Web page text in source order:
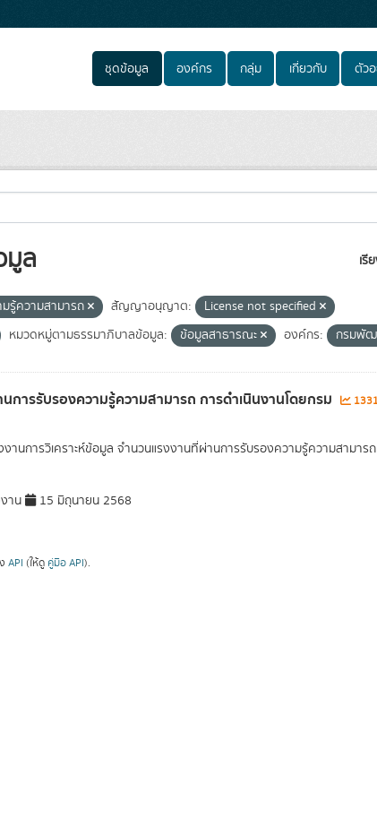
ชุดข้อมูล องค์กร กลุ่ม เกี่ยวกับ ตัว
เรี
ล
รู้ความสามารถ สัญญาอนุญาต:
License not specified
หมวดหมู่ตามธรรมาภิบาลข้อมูล: ข้อมูลสาธารณะ องค์กร: กรมพัฒ
การรับรองความรู้ความสามารถ การดำเนินงานโดยกรม
านการวิเคราะห์ข้อมูล จำนวนแรงงานที่ผ่านการรับรองความรู้ความสามา
าน 15 มิถุนายน 2568
API (ให้ดู คู่มือ API).